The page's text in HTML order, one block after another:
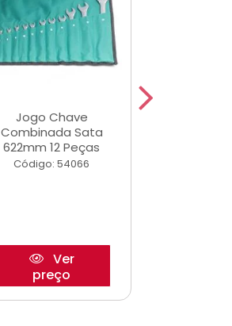
Jogo Chave
Combinada Sata
622mm 12 Peças
Código: 54066
Ver
preço